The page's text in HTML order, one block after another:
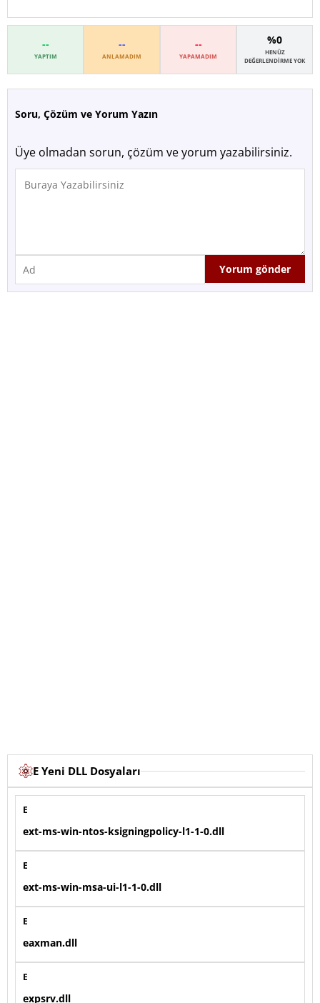
--
YAPTIM
--
ANLAMADIM
--
YAPAMADIM
%0
HENÜZ
DEĞERLENDIRME YOK
Soru, Çözüm ve Yorum Yazın
Üye olmadan sorun, çözüm ve yorum yazabilirsiniz.
E Yeni DLL Dosyaları
E
ext-ms-win-ntos-ksigningpolicy-l1-1-0.dll
E
ext-ms-win-msa-ui-l1-1-0.dll
E
eaxman.dll
E
expsrv.dll